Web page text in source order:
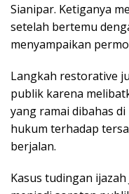
Sianipar. Ketiganya
setelah bertemu
menyampaikan
Langkah restorative
publik karena
yang ramai dibahas
hukum terhadap
berjalan.
Kasus tudingan